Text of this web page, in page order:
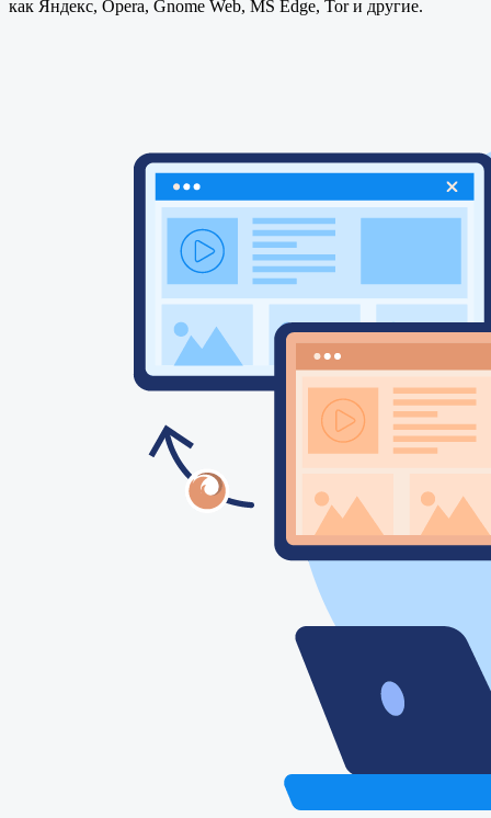
как Яндекс, Opera, Gnome Web, MS Edge, Tor и другие.